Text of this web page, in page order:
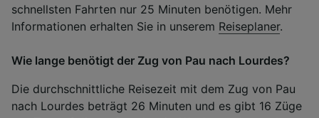
schnellsten Fahrten nur 25 Minuten benötigen. Mehr
Informationen erhalten Sie in unserem Reiseplaner.
Wie lange benötigt der Zug von Pau nach Lourdes?
Die durchschnittliche Reisezeit mit dem Zug von Pau
nach Lourdes beträgt 26 Minuten und es gibt 16 Züge